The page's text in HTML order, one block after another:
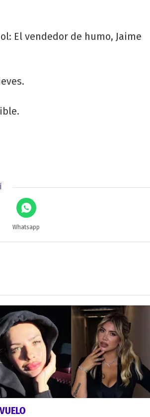
El vendedor de humo, Jaime
Whatsapp